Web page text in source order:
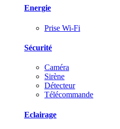
Energie
Prise Wi-Fi
Sécurité
Caméra
Sirène
Détecteur
Télécommande
Eclairage